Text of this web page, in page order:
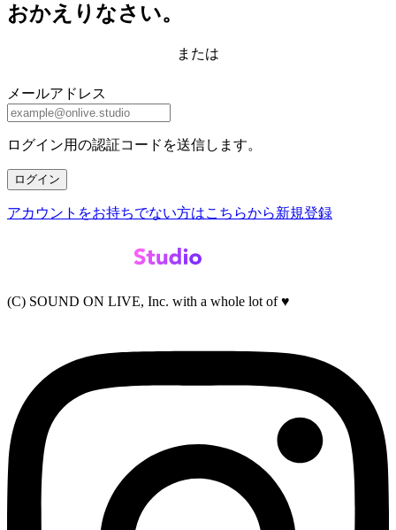
おかえりなさい。
または
メールアドレス
ログイン用の認証コードを送信します。
ログイン
アカウントをお持ちでない方はこちらから新規登録
(C) SOUND ON LIVE, Inc. with a whole lot of ♥